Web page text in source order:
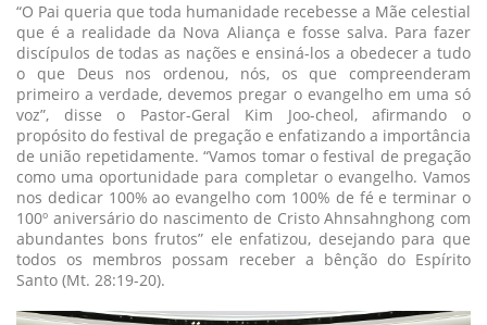
“O Pai queria que toda humanidade recebesse a Mãe celestial
que é a realidade da Nova Aliança e fosse salva. Para fazer
discípulos de todas as nações e ensiná-los a obedecer a tudo
o que Deus nos ordenou, nós, os que compreenderam
primeiro a verdade, devemos pregar o evangelho em uma só
voz”, disse o Pastor-Geral Kim Joo-cheol, afirmando o
propósito do festival de pregação e enfatizando a importância
de união repetidamente. “Vamos tomar o festival de pregação
como uma oportunidade para completar o evangelho. Vamos
nos dedicar 100% ao evangelho com 100% de fé e terminar o
100º aniversário do nascimento de Cristo Ahnsahnghong com
abundantes bons frutos” ele enfatizou, desejando para que
todos os membros possam receber a bênção do Espírito
Santo (Mt. 28:19-20).